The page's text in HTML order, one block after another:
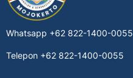
Whatsapp +62 822-1400-0055
Telepon +62 822-1400-0055